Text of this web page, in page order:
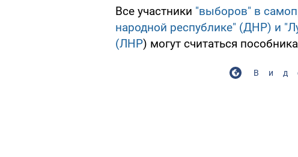
Все участники "выборов" в
народной республике" (ДНР) и
(ЛНР) могут считаться